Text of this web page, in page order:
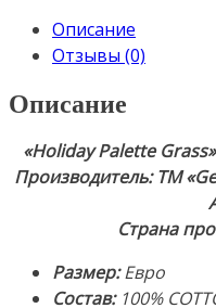
Комплект
Евро:
200х220см
простынь
240х260см
50х70см
Описание
Отзывы (0)
Описание
«Holiday Palette
Производитель: ТМ
Страна
Размер:Евро
Состав:100%